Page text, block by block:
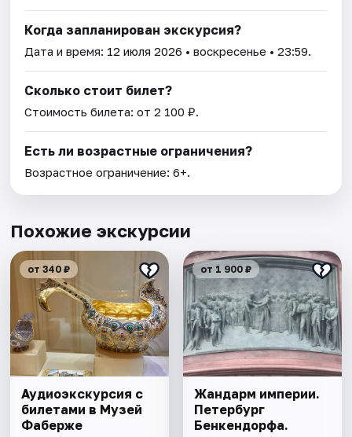
Когда запланирован экскурсия?
Дата и время: 12 июля 2026 • воскресенье • 23:59.
Сколько стоит билет?
Стоимость билета: от 2 100 ₽.
Есть ли возрастные ограничения?
Возрастное ограничение: 6+.
Похожие экскурсии
от 340 ₽
Аудиоэкскурсия с
билетами в Музей
Фаберже
от 1 900 ₽
Жандарм империи.
Петербург
Бенкендорфа.